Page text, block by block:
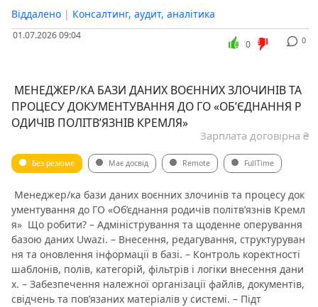
Віддалено | Консалтинг, аудит, аналітика
01.07.2026 09:04 0
0
️ МЕНЕДЖЕР/КА БАЗИ ДАНИХ ВОЄННИХ ЗЛОЧИНІВ ТА
ПРОЦЕСУ ДОКУМЕНТУВАННЯ ДО ГО «ОБ’ЄДНАННЯ Р
ОДИЧІВ ПОЛІТВ’ЯЗНІВ КРЕМЛЯ»
Зарплата договірна ₴
Без резюме Має досвід Remote FullTime
️ Менеджер/ка бази даних воєнних злочинів та процесу док
ументування до ГО «Об’єднання родичів політв’язнів Кремл
я» ️ Що робити? – Адміністрування та щоденне оперування
базою даних Uwazi. – Внесення, редагування, структуруван
ня та оновлення інформації в базі. – Контроль коректності
шаблонів, полів, категорій, фільтрів і логіки внесення дани
х. – Забезпечення належної організації файлів, документів,
свідчень та пов’язаних матеріалів у системі. – Підт